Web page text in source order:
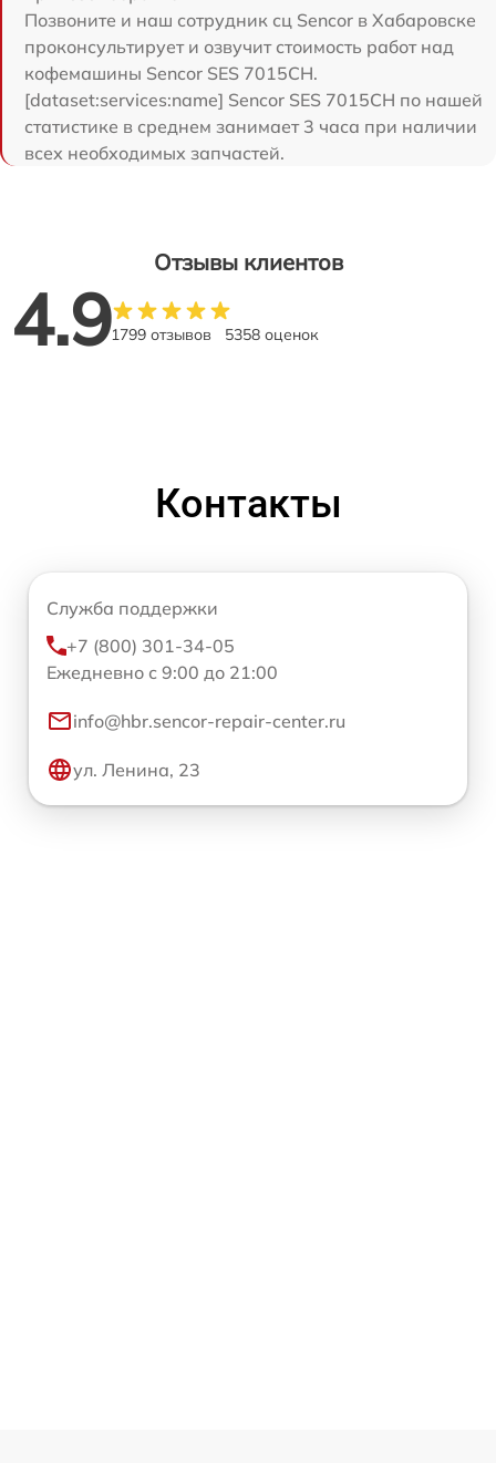
Позвоните и наш сотрудник сц Sencor в Хабаровске
проконсультирует и озвучит стоимость работ над
кофемашины Sencor SES 7015CH.
[dataset:services:name] Sencor SES 7015CH по нашей
статистике в среднем занимает 3 часа при наличии
всех необходимых запчастей.
Отзывы клиентов
4.91799 отзывов 5358 оценок
Контакты
Служба поддержки
+7 (800) 301-34-05
Ежедневно с 9:00 до 21:00
info@hbr.sencor-repair-center.ru
ул. Ленина, 23